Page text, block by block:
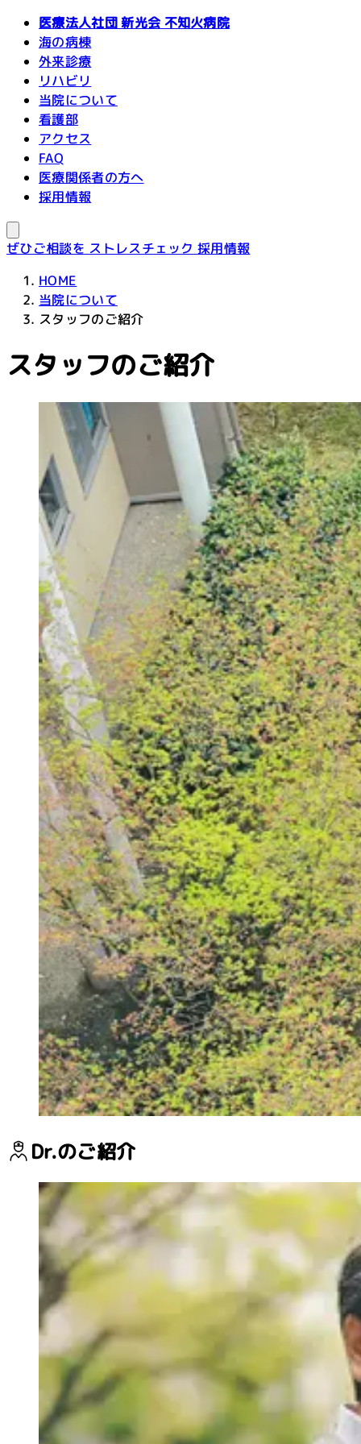
医療法人社団 新光会 不知火病院
海の病棟
外来診療
リハビリ
当院について
看護部
アクセス
FAQ
医療関係者の方へ
採用情報
ぜひご相談を ストレスチェック 採用情報
HOME
当院について
スタッフのご紹介
スタッフのご紹介
Dr.のご紹介